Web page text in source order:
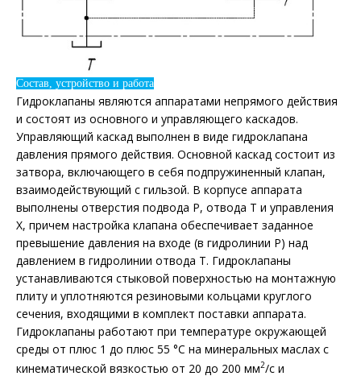
Состав, устройство и работа
Гидроклапаны являются аппаратами непрямого действия
и состоят из основного и управляющего каскадов.
Управляющий каскад выполнен в виде гидроклапана
давления прямого действия. Основной каскад состоит из
затвора, включающего в себя подпружиненный клапан,
взаимодействующий с гильзой. В корпусе аппарата
выполнены отверстия подвода Р, отвода Т и управления
Х, причем настройка клапана обеспечивает заданное
превышение давления на входе (в гидролинии Р) над
давлением в гидролинии отвода Т. Гидроклапаны
устанавливаются стыковой поверхностью на монтажную
плиту и уплотняются резиновыми кольцами круглого
сечения, входящими в комплект поставки аппарата.
Гидроклапаны работают при температуре окружающей
среды от плюс 1 до плюс 55 °С на минеральных маслах с
кинематической вязкостью от 20 до 200 мм2/с и